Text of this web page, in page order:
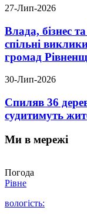
27-Лип-2026
Влада, бізнес
спільні
громад
30-Лип-2026
Спиляв 36
судитимуть
Ми в мережі
Погода
Рівне
вологість: